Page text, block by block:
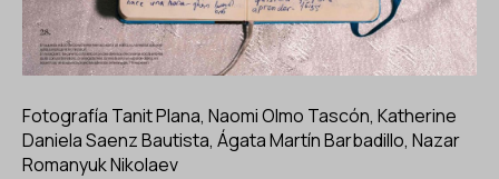
Fotografía Tanit Plana, Naomi Olmo Tascón, Katherine
Daniela Saenz Bautista, Ágata Martín Barbadillo, Nazar
Romanyuk Nikolaev